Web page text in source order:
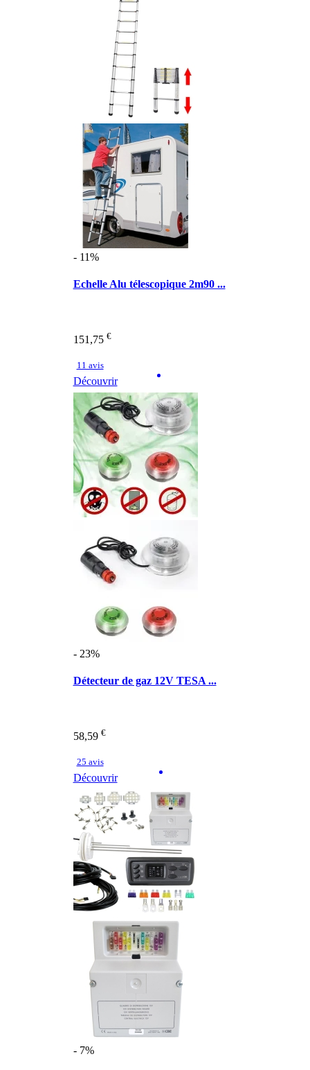
- 11%
Echelle Alu télescopique 2m90 ...
151,75 €
11 avis
Découvrir
- 23%
Détecteur de gaz 12V TESA ...
58,59 €
25 avis
Découvrir
- 7%